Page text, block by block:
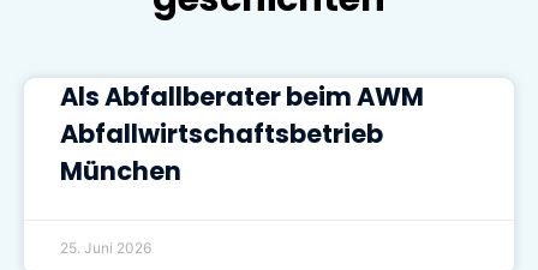
Als Abfallberater beim AWM
Abfallwirtschaftsbetrieb
München
25. Juni 2026